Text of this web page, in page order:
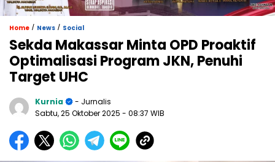
Home / News / Social
Sekda Makassar Minta OPD Proaktif
Optimalisasi Program JKN, Penuhi
Target UHC
Kurnia
- Jurnalis
Sabtu, 25 Oktober 2025 - 08:37 WIB